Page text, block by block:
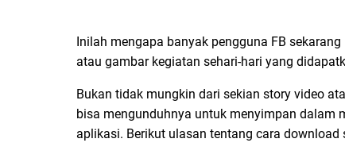
Inilah mengapa banyak pengguna FB
atau gambar kegiatan sehari-hari yang
Bukan tidak mungkin dari sekian story video
bisa mengunduhnya untuk menyimpan dalam
aplikasi. Berikut ulasan tentang cara download